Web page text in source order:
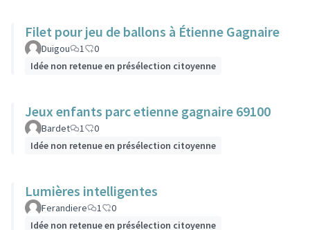
Filet pour jeu de ballons à Étienne Gagnaire
Duigou 1
0
Idée non retenue en présélection citoyenne
Jeux enfants parc etienne gagnaire 69100
Bardet 1
0
Idée non retenue en présélection citoyenne
Lumières intelligentes
Ferandiere 1
0
Idée non retenue en présélection citoyenne